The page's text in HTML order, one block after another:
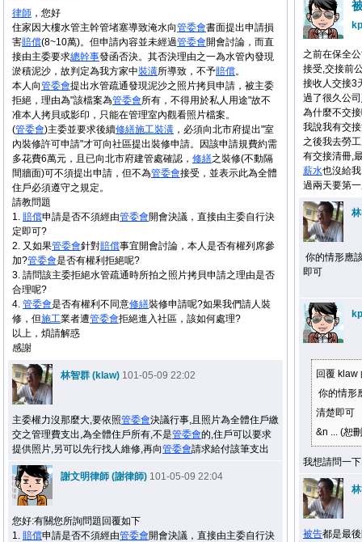
律師 ，您好
住家因大樓水管主幹管堵塞導致淹水向管委會書面提出申請損
害賠償(8~10萬)。但申請內容並未經過管委會開會討論，而直
接由主委要求總幹事發函否決。其否決理由之一為水管內發現
淤積泥沙，故判定為我方家中裝潢所導致，不予賠償。
本人向管委會提出水管疏通發現泥沙之照片拷貝申請，被主委
拒絕，理由為"該檔案為管委會所有，不得用於私人用途"故不
准本人拷貝或影印，只能在管理室內觀看照片檔案。
(管委會)主委並要求後續修繕施工裝潢 ，必須向北市府提出"室
內裝修許可申請"才可向社區提出裝修申請。因該申請規費約需
多花費6萬元，且已向北市府建管處確認， 修繕之裝修(不動隔
間牆面)可不須提出申請，但不為管委會接受，並表示此為全體
住戶必須遵守之規定。
請教問題
1. 賠償申請是否不須經由管委會開會決議，直接由主委自行決
定即可?
2. 又如果管委會針對賠償事宜開會討論，本人是否有權列席參
加?管委會是否有權利拒絕呢?
3. 請問該主委拒絕水管疏通時所拍之照片拷貝申請之理由是否
合理呢?
4. 管委會是否有權利不同意修繕裝修申請呢?如果我們請人裝
修，但施工業者遭管委會拒絕進入社區，該如何處理?
以上，煩請解惑
感謝
林智群 (klaw) 101-05-09 22:02
主委權力沒那麼大,要依照管委會決議行事,且照片為全體住戶繳
交之管理費支出,為全體住戶所有,不是管委會的,住戶可以要求
提供照片,另可以先行找人維修,再向管委會請求給付該筆支出
謝文明律師 (謝律師) 101-05-09 22:04
您好:有關您所詢問題回覆如下
1. 賠償申請是否不須經由管委會開會決議，直接由主委自行決
之前在保全
接受,交接前
接收人交接3
過了很久公司
為什麼不交
我說我有交
之後我去勞
有交接清冊,
薪水也沒給
過兩天要第
你的情形應
即可
回覆 klaw
你的情形
清楚即可
&n ... (恕
我想請問一
被告都是最